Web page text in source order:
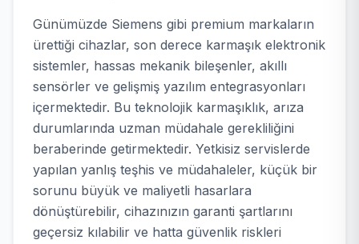
Günümüzde Siemens gibi premium markaların
ürettiği cihazlar, son derece karmaşık elektronik
sistemler, hassas mekanik bileşenler, akıllı
sensörler ve gelişmiş yazılım entegrasyonları
içermektedir. Bu teknolojik karmaşıklık, arıza
durumlarında uzman müdahale gerekliliğini
beraberinde getirmektedir. Yetkisiz servislerde
yapılan yanlış teşhis ve müdahaleler, küçük bir
sorunu büyük ve maliyetli hasarlara
dönüştürebilir, cihazınızın garanti şartlarını
geçersiz kılabilir ve hatta güvenlik riskleri